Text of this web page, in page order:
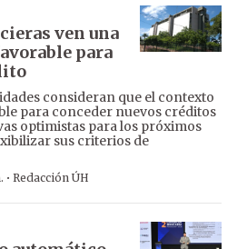
ven una
para
consideran que el contexto
para conceder nuevos créditos
optimistas para los próximos
sus criterios de
· Redacción ÚH